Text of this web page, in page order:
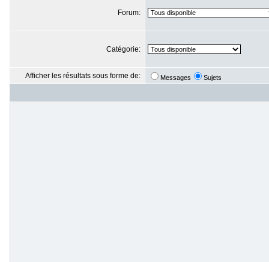
Forum:
Catégorie:
Afficher les résultats sous forme de: Messages Sujets